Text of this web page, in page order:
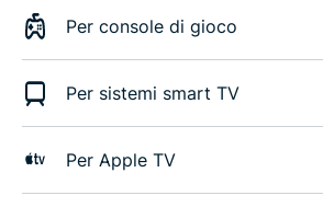
Per console di gioco
Per sistemi smart TV
Per Apple TV